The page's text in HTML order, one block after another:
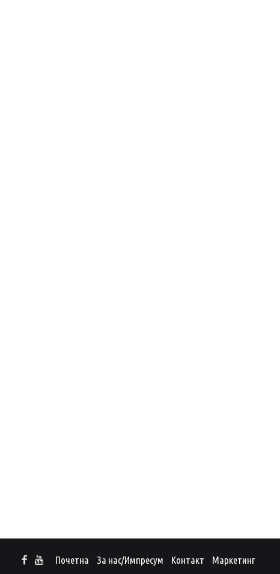
Почетна За нас/Импресум Контакт Маркетинг